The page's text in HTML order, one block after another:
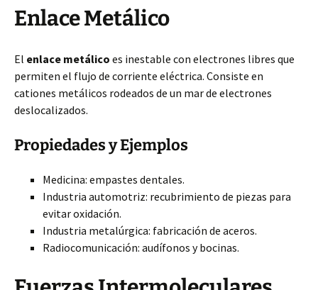
Enlace Metálico
El enlace metálico es inestable con electrones libres que
permiten el flujo de corriente eléctrica. Consiste en
cationes metálicos rodeados de un mar de electrones
deslocalizados.
Propiedades y Ejemplos
Medicina: empastes dentales.
Industria automotriz: recubrimiento de piezas para
evitar oxidación.
Industria metalúrgica: fabricación de aceros.
Radiocomunicación: audífonos y bocinas.